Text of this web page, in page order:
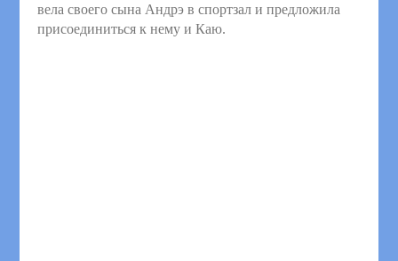
вела своего сына Андрэ в спортзал и предложила
присоединиться к нему и Каю.